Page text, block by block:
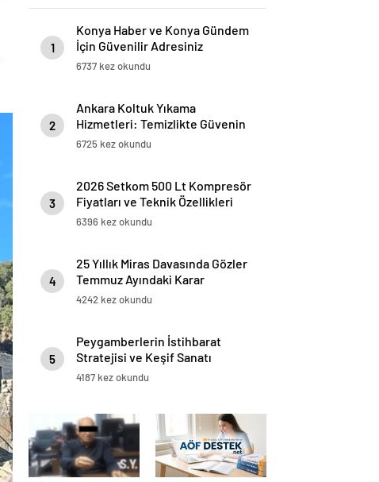
1
Konya Haber ve Konya Gündem
İçin Güvenilir Adresiniz
6737 kez okundu
2
Ankara Koltuk Yıkama
Hizmetleri: Temizlikte Güvenin
Adresi
6725 kez okundu
3
2026 Setkom 500 Lt Kompresör
Fiyatları ve Teknik Özellikleri
6396 kez okundu
4
25 Yıllık Miras Davasında Gözler
Temmuz Ayındaki Karar
Duruşmasına Çevrildi
4242 kez okundu
5
Peygamberlerin İstihbarat
Stratejisi ve Keşif Sanatı
4187 kez okundu